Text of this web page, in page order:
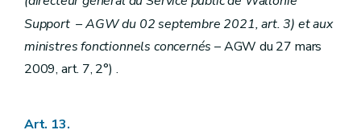
Art. 376
Section II Congés exceptionnels
Art. 377
Art. 378
Art. 379
Support–AGW du 02 septembre 2021, art. 3) et aux
ministres fonctionnels concernés – AGW du 27 mars
2009, art. 7, 2°) .
Art. 13.